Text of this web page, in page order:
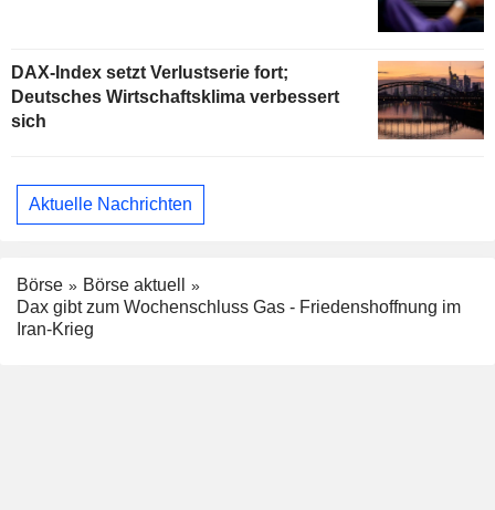
DAX-Index setzt Verlustserie fort;
Deutsches Wirtschaftsklima verbessert
sich
Aktuelle Nachrichten
Börse
Börse aktuell
Dax gibt zum Wochenschluss Gas - Friedenshoffnung im
Iran-Krieg